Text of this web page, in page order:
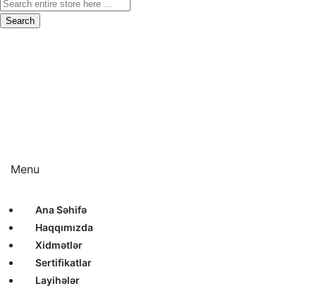
Search
Menu
Ana Səhifə
Haqqımızda
Xidmətlər
Sertifikatlar
Layihələr